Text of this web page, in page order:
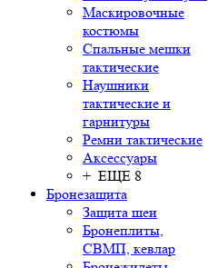
Маскировочные
костюмы
Спальные мешки
тактические
Наушники
тактические и
гарнитуры
Ремни тактические
Аксессуары
+ ЕЩЕ 8
Бронезащита
Защита шеи
Бронеплиты,
СВМП, кевлар